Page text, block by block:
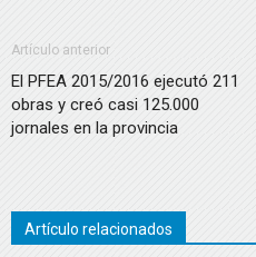
Artículo anterior
El PFEA 2015/2016 ejecutó 211
obras y creó casi 125.000
jornales en la provincia
Artículo relacionados